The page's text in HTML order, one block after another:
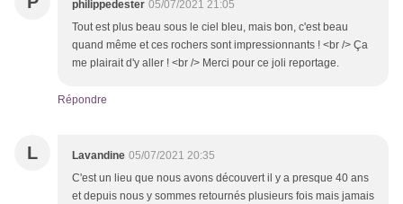
philippedester 05/07/2021 21:05
Tout est plus beau sous le ciel bleu, mais bon, c'est beau
quand même et ces rochers sont impressionnants ! <br /> Ça
me plairait d'y aller ! <br /> Merci pour ce joli reportage.
Répondre
L Lavandine 05/07/2021 20:35
C'est un lieu que nous avons découvert il y a presque 40 ans
et depuis nous y sommes retournés plusieurs fois mais jamais